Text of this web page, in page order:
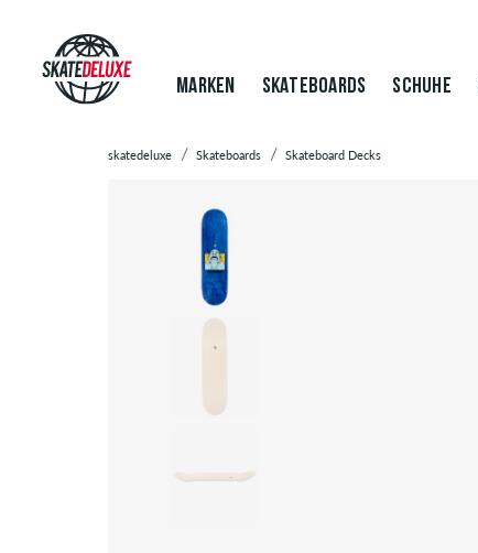
MARKEN SKATEBOARDS SCHUHE
skatedeluxe Skateboards Skateboard Decks